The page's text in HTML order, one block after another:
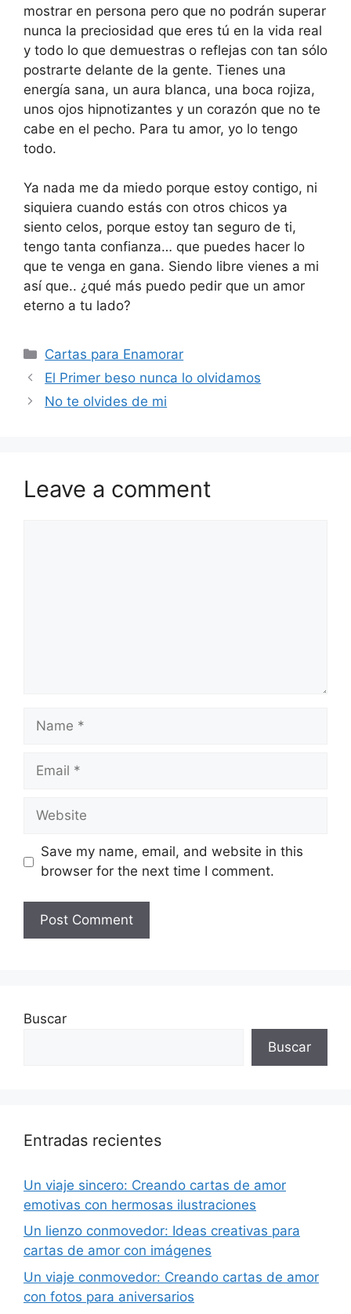
mostrar en persona pero que no podrán superar
nunca la preciosidad que eres tú en la vida real
y todo lo que demuestras o reflejas con tan sólo
postrarte delante de la gente. Tienes una
energía sana, un aura blanca, una boca rojiza,
unos ojos hipnotizantes y un corazón que no te
cabe en el pecho. Para tu amor, yo lo tengo
todo.
Ya nada me da miedo porque estoy contigo, ni
siquiera cuando estás con otros chicos ya
siento celos, porque estoy tan seguro de ti,
tengo tanta confianza… que puedes hacer lo
que te venga en gana. Siendo libre vienes a mi
así que.. ¿qué más puedo pedir que un amor
eterno a tu lado?
Categories
Cartas para Enamorar
El Primer beso nunca lo olvidamos
No te olvides de mi
Leave a comment
Name
Email
Website
Save my name, email, and website in this
browser for the next time I comment.
Buscar
Buscar
Entradas recientes
Un viaje sincero: Creando cartas de amor
emotivas con hermosas ilustraciones
Un lienzo conmovedor: Ideas creativas para
cartas de amor con imágenes
Un viaje conmovedor: Creando cartas de amor
con fotos para aniversarios